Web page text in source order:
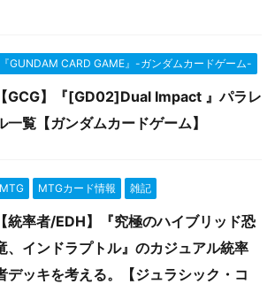
『GUNDAM CARD GAME』-ガンダムカードゲーム-
【GCG】『[GD02]Dual Impact 』パラレ
一覧【ガンダムカードゲーム】
MTG MTGカード情報 雑記
【統率者/EDH】『究極のハイブリッド恐
、インドラプトル』のカジュアル統率
デッキを考える。【ジュラシック・コ